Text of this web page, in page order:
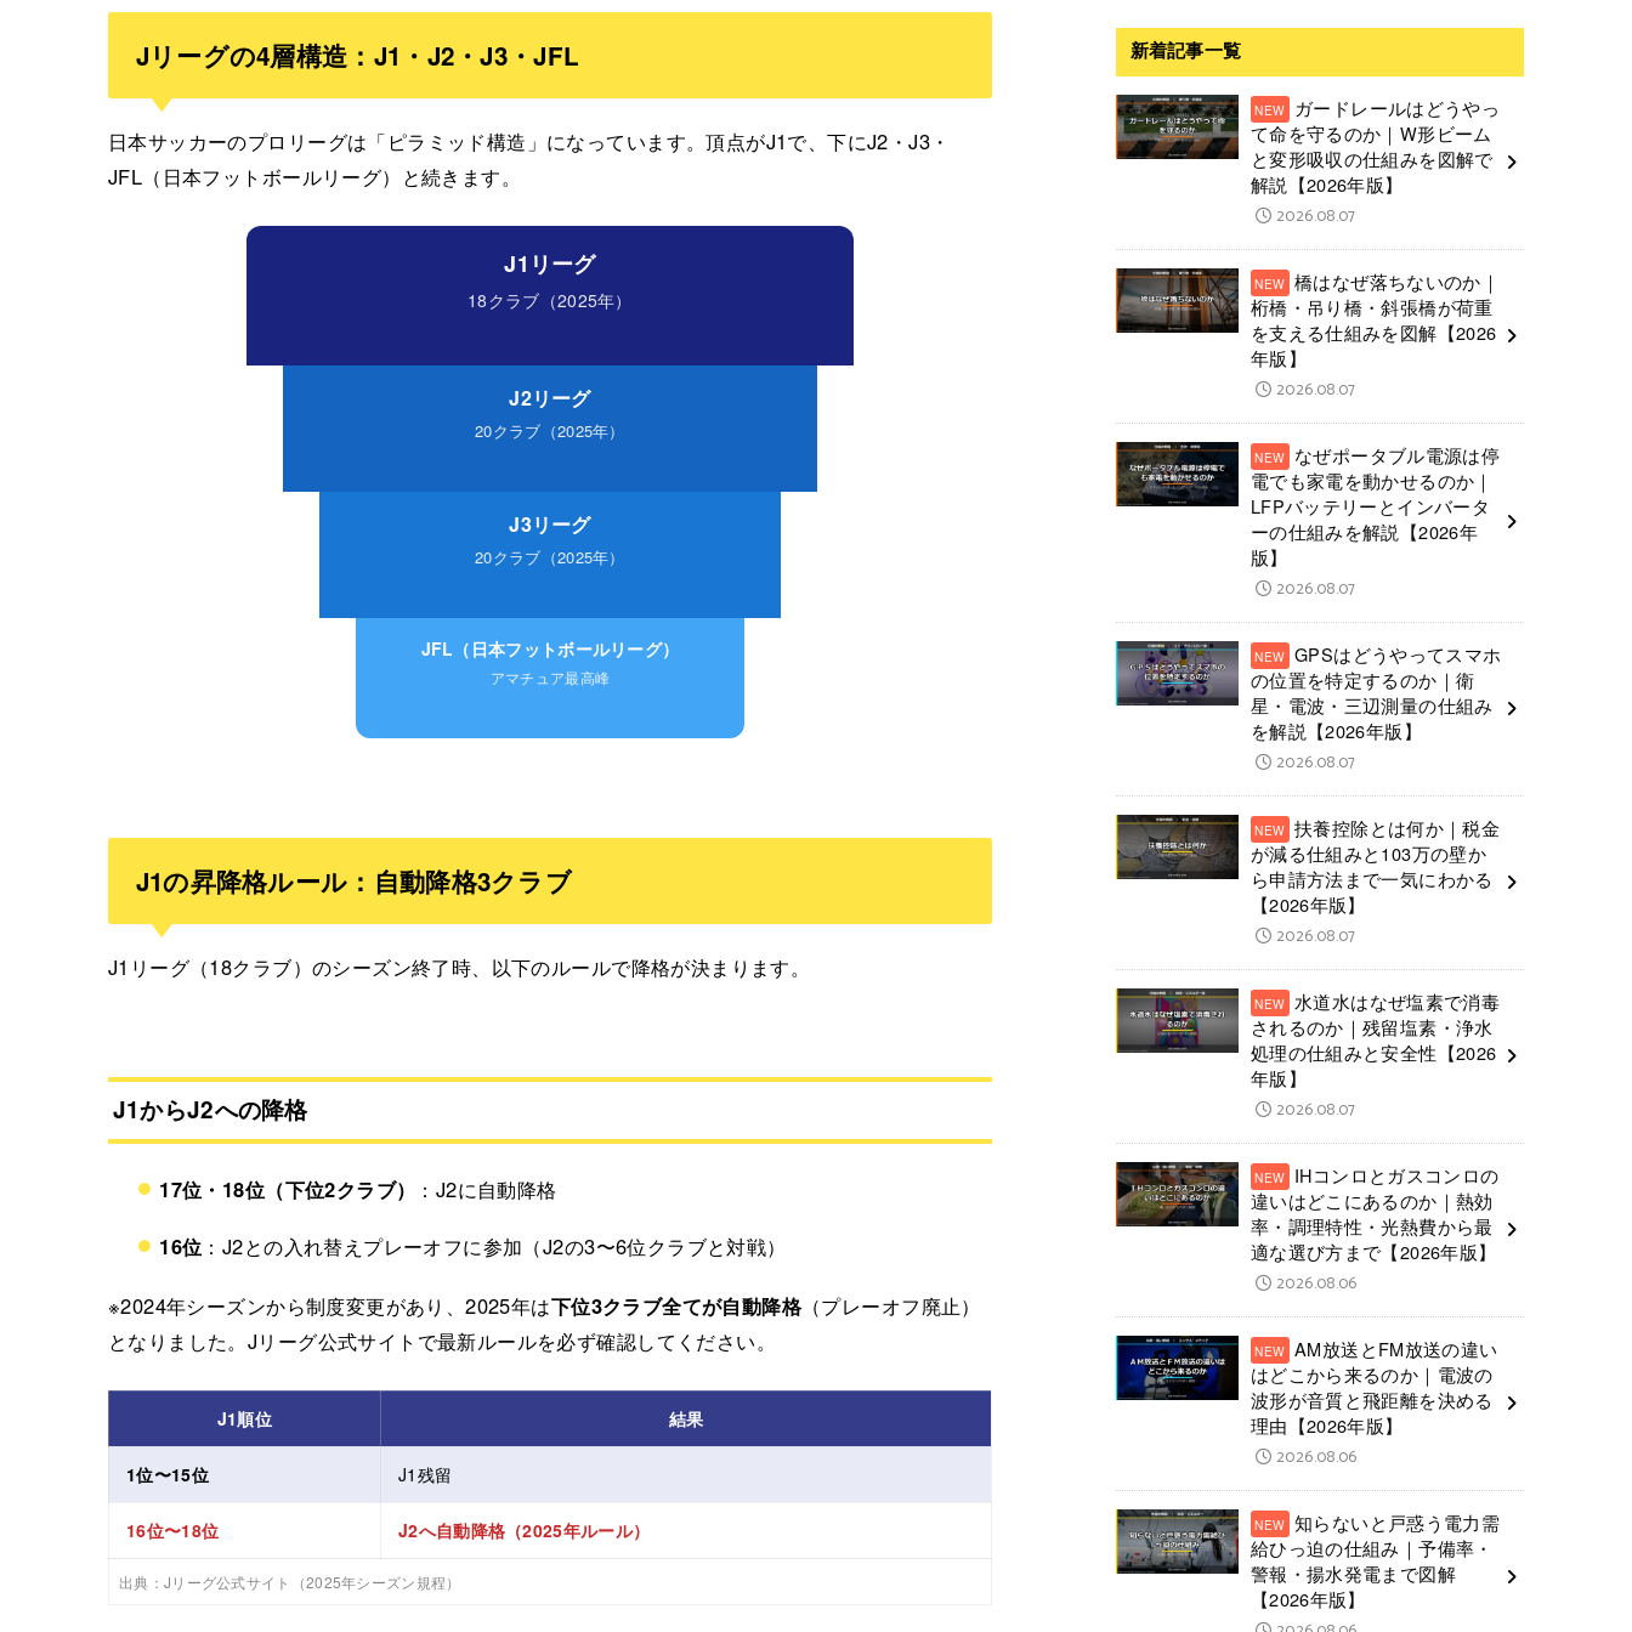
Jリーグの4層構造：J1・J2・J3・JFL
日本サッカーのプロリーグは「ピラミッド構造」になっています。頂点がJ1で、下にJ2・J3・
JFL（日本フットボールリーグ）と続きます。
J1リーグ
18クラブ（2025年）
J2リーグ
20クラブ（2025年）
J3リーグ
20クラブ（2025年）
JFL（日本フットボールリーグ）
アマチュア最高峰
J1の昇降格ルール：自動降格3クラブ
J1リーグ（18クラブ）のシーズン終了時、以下のルールで降格が決まります。
J1からJ2への降格
17位・18位（下位2クラブ）
：J2に自動降格
16位 ：J2との入れ替えプレーオフに参加（J2の3〜6位クラブと対戦）
※2024年シーズンから制度変更があり、2025年は下位3クラブ全てが自動降格（プレーオフ廃止）
となりました。Jリーグ公式サイトで最新ルールを必ず確認してください。
J1順位 結果
1位〜15位 J1残留
16位〜18位 J2へ自動降格（2025年ルール）
出典：Jリーグ公式サイト（2025年シーズン規程）
新着記事一覧
ガードレールはどうやっ
て命を守るのか｜W形ビーム
と変形吸収の仕組みを図解で
解説【2026年版】
2026.08.07
橋はなぜ落ちないのか｜
桁橋・吊り橋・斜張橋が荷重
を支える仕組みを図解【2026
年版】
2026.08.07
なぜポータブル電源は停
電でも家電を動かせるのか｜
LFPバッテリーとインバータ
ーの仕組みを解説【2026年
版】
2026.08.07
GPSはどうやってスマホ
の位置を特定するのか｜衛
星・電波・三辺測量の仕組み
を解説【2026年版】
2026.08.07
扶養控除とは何か｜税金
が減る仕組みと103万の壁か
ら申請方法まで一気にわかる
【2026年版】
2026.08.07
水道水はなぜ塩素で消毒
されるのか｜残留塩素・浄水
処理の仕組みと安全性【2026
年版】
2026.08.07
IHコンロとガスコンロの
違いはどこにあるのか｜熱効
率・調理特性・光熱費から最
適な選び方まで【2026年版】
2026.08.06
AM放送とFM放送の違い
はどこから来るのか｜電波の
波形が音質と飛距離を決める
理由【2026年版】
2026.08.06
知らないと戸惑う電力需
給ひっ迫の仕組み｜予備率・
警報・揚水発電まで図解
【2026年版】